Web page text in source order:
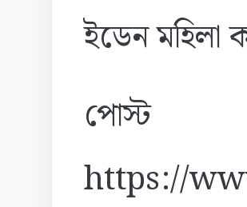
ইডেন মহিলা
https://